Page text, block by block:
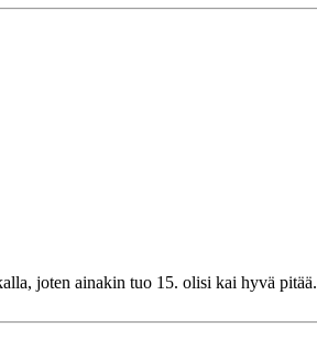
joten ainakin tuo 15. olisi kai hyvä